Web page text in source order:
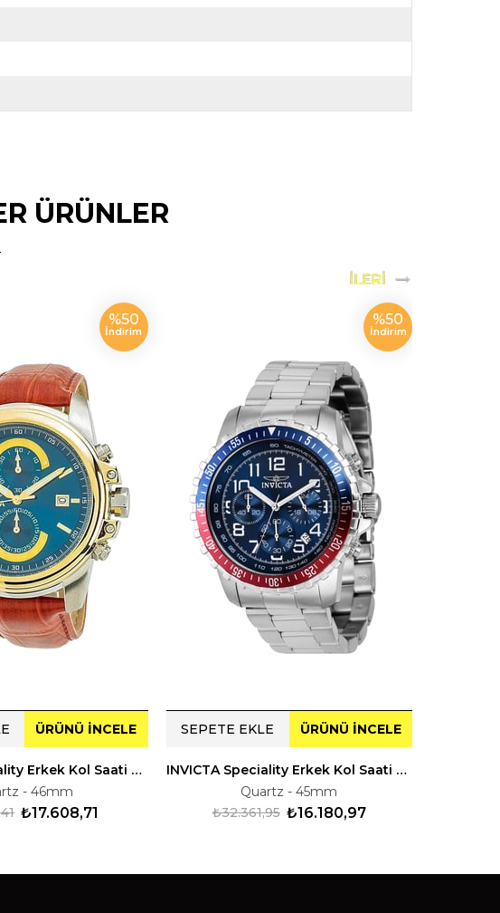
ÜRÜNLER
INVICTA Speciality Erkek Kol Saati 237579
- 46mm
₺17.608,71
ÜRÜNÜ İNCELE
%50
İndirim
INVICTA Speciality Erkek Kol Saati 239123
Quartz - 45mm
₺16.180,97
₺32.361,95
SEPETE EKLE ÜRÜNÜ İNCELE
%50
İndirim